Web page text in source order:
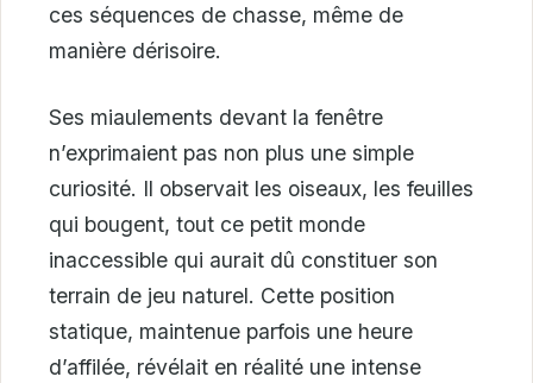
ces séquences de chasse, même de
manière dérisoire.
Ses miaulements devant la fenêtre
n’exprimaient pas non plus une simple
curiosité. Il observait les oiseaux, les feuilles
qui bougent, tout ce petit monde
inaccessible qui aurait dû constituer son
terrain de jeu naturel. Cette position
statique, maintenue parfois une heure
d’affilée, révélait en réalité une intense